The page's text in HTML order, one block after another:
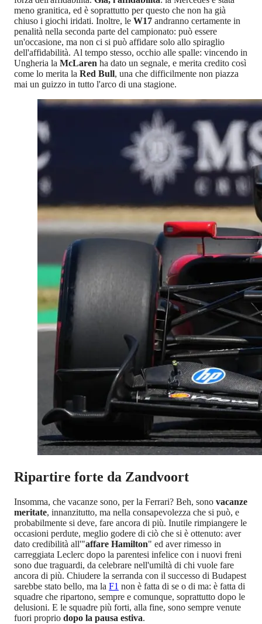
meno granitica, ed è soprattutto per questo che non ha già
chiuso i giochi iridati. Inoltre, le W17 andranno certamente in
penalità nella seconda parte del campionato: può essere
un'occasione, ma non ci si può affidare solo allo spiraglio
dell'affidabilità. Al tempo stesso, occhio alle spalle: vincendo in
Ungheria la McLaren ha dato un segnale, e merita credito così
come lo merita la Red Bull, una che difficilmente non piazza
mai un guizzo in tutto l'arco di una stagione.
Ripartire forte da Zandvoort
Insomma, che vacanze sono, per la Ferrari? Beh, sono vacanze
meritate, innanzitutto, ma nella consapevolezza che si può, e
probabilmente si deve, fare ancora di più. Inutile rimpiangere le
occasioni perdute, meglio godere di ciò che si è ottenuto: aver
dato credibilità all'"affare Hamilton" ed aver rimesso in
carreggiata Leclerc dopo la parentesi infelice con i nuovi freni
sono due traguardi, da celebrare nell'umiltà di chi vuole fare
ancora di più. Chiudere la serranda con il successo di Budapest
sarebbe stato bello, ma la F1 non è fatta di se o di ma: è fatta di
squadre che ripartono, sempre e comunque, soprattutto dopo le
delusioni. E le squadre più forti, alla fine, sono sempre venute
fuori proprio dopo la pausa estiva.